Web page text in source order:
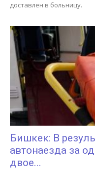
доставлен в больницу.
Бишкек: В
автонаезда за
двое...